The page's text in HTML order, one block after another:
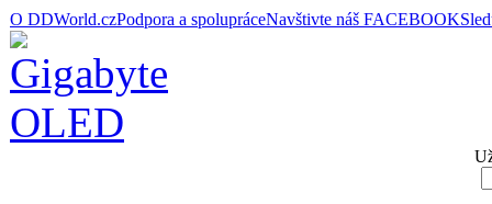
O DDWorld.czPodpora a spolupráceNavštivte náš FACEBOOK